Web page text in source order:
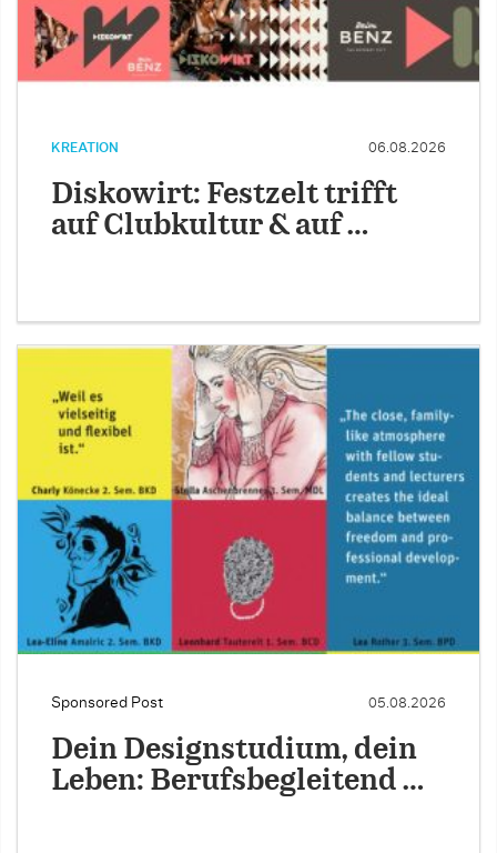
KREATION 06.08.2026
Diskowirt: Festzelt trifft
auf Clubkultur & auf …
Sponsored Post 05.08.2026
Dein Designstudium, dein
Leben: Berufsbegleitend …